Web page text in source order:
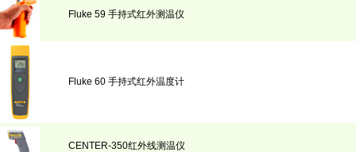
Fluke 59 手持式红外测温仪
Fluke 60 手持式红外温度计
CENTER-350红外线测温仪